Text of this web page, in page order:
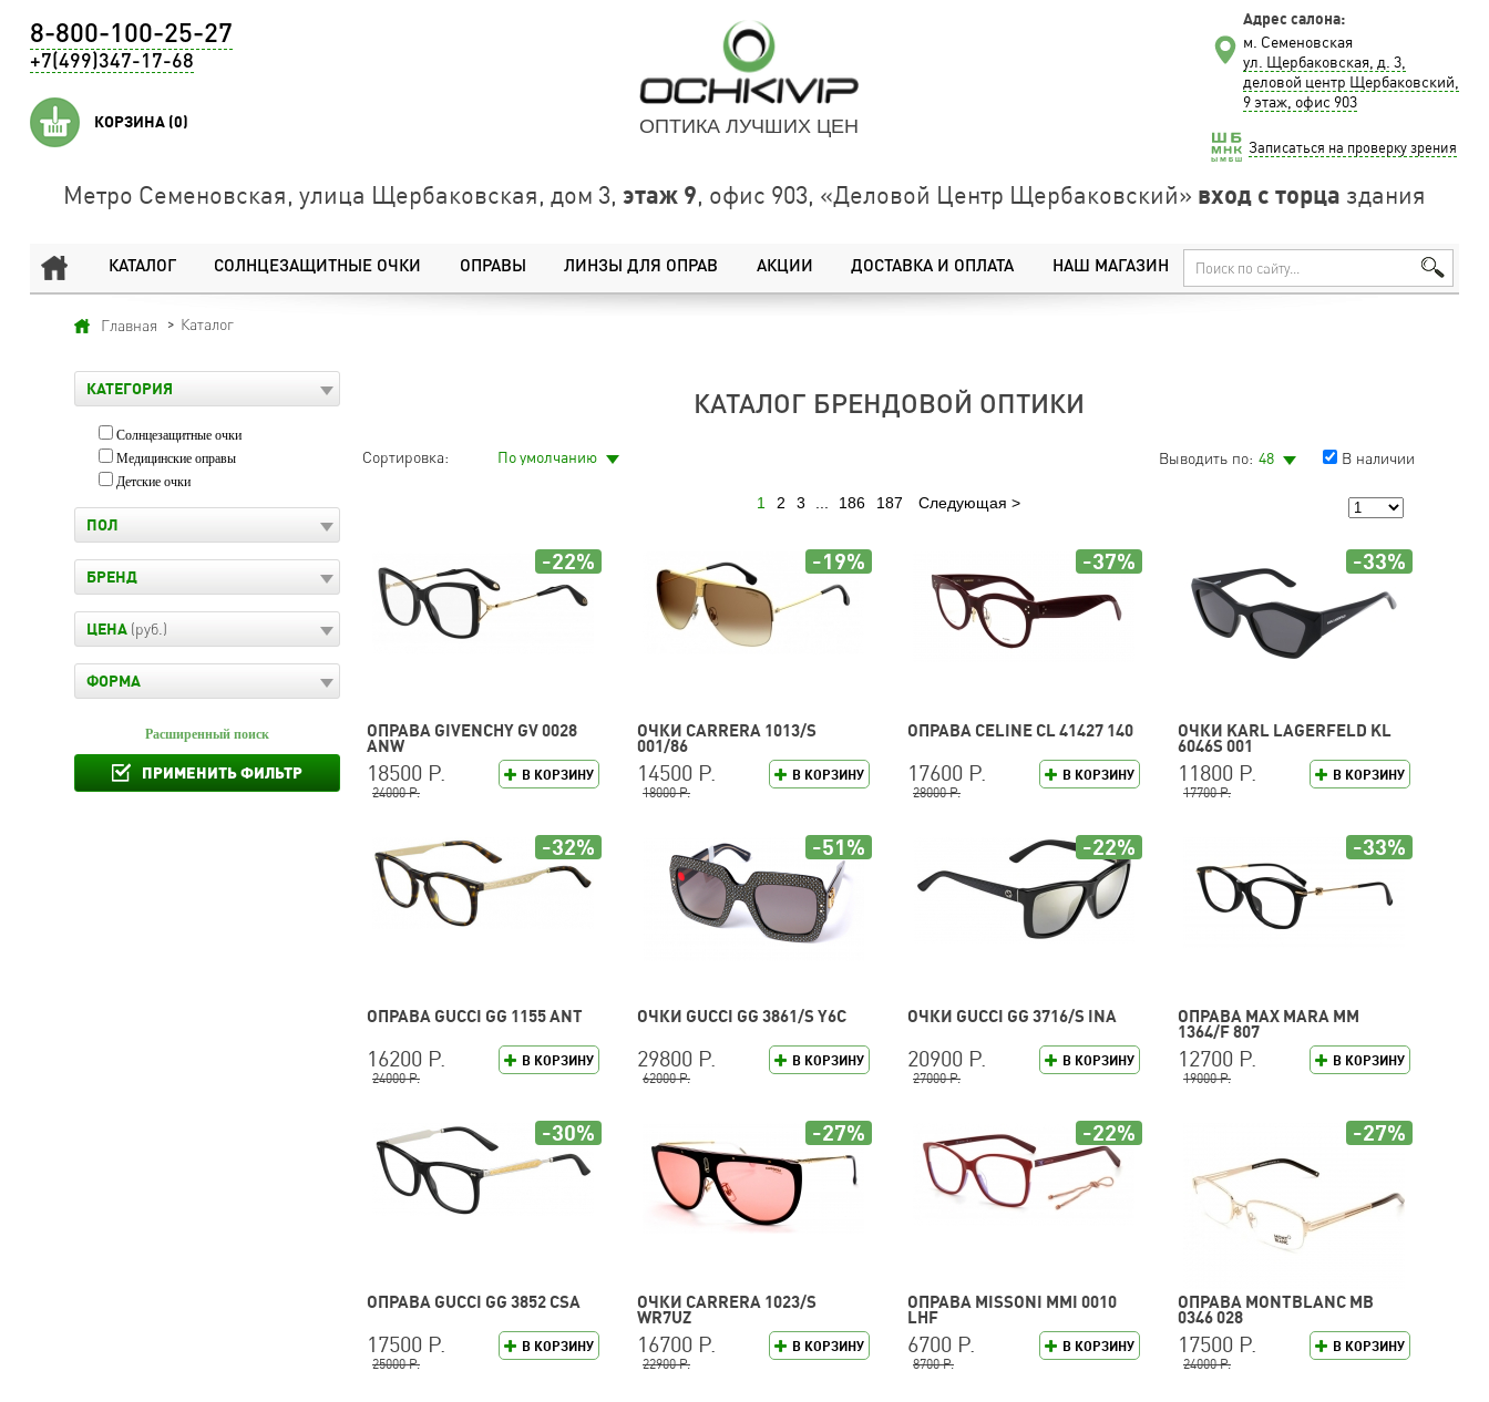
8-800-100-25-27
+7(499)347-17-68
КОРЗИНА (0) ОПТИКА ЛУЧШИХ ЦЕН
Адрес салона:
м. Семеновская
ул. Щербаковская, д. 3,
деловой центр Щербаковский,
9 этаж, офис 903
Записаться на проверку зрения
Метро Семеновская, улица Щербаковская, дом 3, этаж 9, офис 903, «Деловой Центр Щербаковский» вход с торца здания
КАТАЛОГ СОЛНЦЕЗАЩИТНЫЕ ОЧКИ ОПРАВЫ ЛИНЗЫ ДЛЯ ОПРАВ АКЦИИ ДОСТАВКА И ОПЛАТА НАШ МАГАЗИН
Главная Каталог
КАТЕГОРИЯ
Солнцезащитные очки
Медицинские оправы
Детские очки
ПОЛ
БРЕНД
ЦЕНА (руб.)
ФОРМА
Расширенный поиск
ПРИМЕНИТЬ ФИЛЬТР
КАТАЛОГ БРЕНДОВОЙ ОПТИКИ
Сортировка: По умолчанию Выводить по: 48 В наличии
1 2 3 186 187 Следующая
ОПРАВА GIVENCHY GV 0028
ANW
В КОРЗИНУ
18500 Р.
24000 Р.
-22%
ОЧКИ CARRERA 1013/S
001/86
В КОРЗИНУ
14500 Р.
18000 Р.
-19%
ОПРАВА CELINE CL 41427 140
В КОРЗИНУ
17600 Р.
28000 Р.
-37%
ОЧКИ KARL LAGERFELD KL
6046S 001
В КОРЗИНУ
11800 Р.
17700 Р.
-33%
ОПРАВА GUCCI GG 1155 ANT
В КОРЗИНУ
16200 Р.
24000 Р.
-32%
ОЧКИ GUCCI GG 3861/S Y6C
В КОРЗИНУ
29800 Р.
62000 Р.
-51%
ОЧКИ GUCCI GG 3716/S INA
В КОРЗИНУ
20900 Р.
27000 Р.
-22%
ОПРАВА MAX MARA MM
1364/F 807
В КОРЗИНУ
12700 Р.
19000 Р.
-33%
ОПРАВА GUCCI GG 3852 CSA
В КОРЗИНУ
17500 Р.
25000 Р.
-30%
ОЧКИ CARRERA 1023/S
WR7UZ
В КОРЗИНУ
16700 Р.
22900 Р.
-27%
ОПРАВА MISSONI MMI 0010
LHF
В КОРЗИНУ
6700 Р.
8700 Р.
-22%
ОПРАВА MONTBLANC MB
0346 028
В КОРЗИНУ
17500 Р.
24000 Р.
-27%